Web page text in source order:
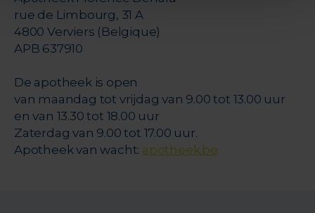
rue de Limbourg, 31 A
4800 Verviers (Belgique)
APB 637910
De apotheek is open
van maandag tot vrijdag van 9.00 tot 13.00 uur
en van 13.30 tot 18.00 uur
Zaterdag van 9.00 tot 17.00 uur.
Apotheek van wacht: apotheek.be